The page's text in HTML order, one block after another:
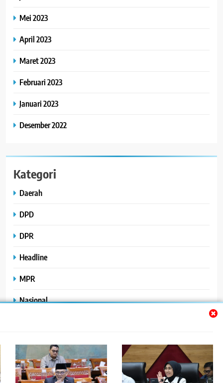
Mei 2023
April 2023
Maret 2023
Februari 2023
Januari 2023
Desember 2022
Kategori
Daerah
DPD
DPR
Headline
MPR
Nasional
Polhukam
Uncategorized